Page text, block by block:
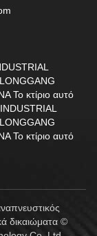
Το κτίριο αυτό
Το κτίριο αυτό
δικαιώματα ©